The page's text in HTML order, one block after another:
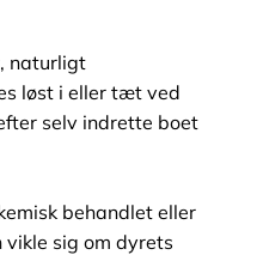
naturligt
løst i eller tæt ved
selv indrette boet
behandlet eller
sig om dyrets